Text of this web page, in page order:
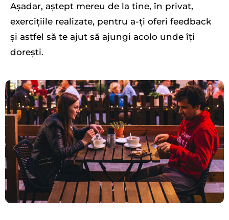
Așadar, aștept mereu de la tine, în privat,
exercițiile realizate, pentru a-ți oferi feedback
și astfel să te ajut să ajungi acolo unde îți
dorești.